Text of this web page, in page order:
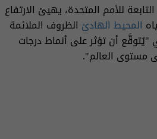
للأمم المتحدة، يهيئ الارتفاع
المحيط الهادئ الظروف الملائمة
"يُتوقَّع أن تؤثر على أنماط درجات
مستوى العالم".